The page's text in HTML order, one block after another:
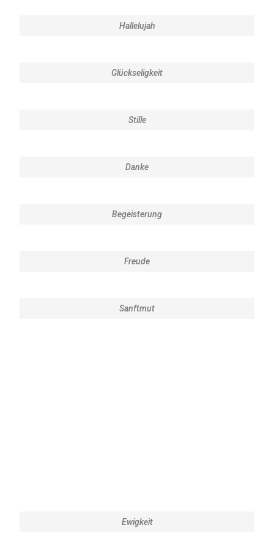
Hallelujah
Glückseligkeit
Stille
Danke
Begeisterung
Freude
Sanftmut